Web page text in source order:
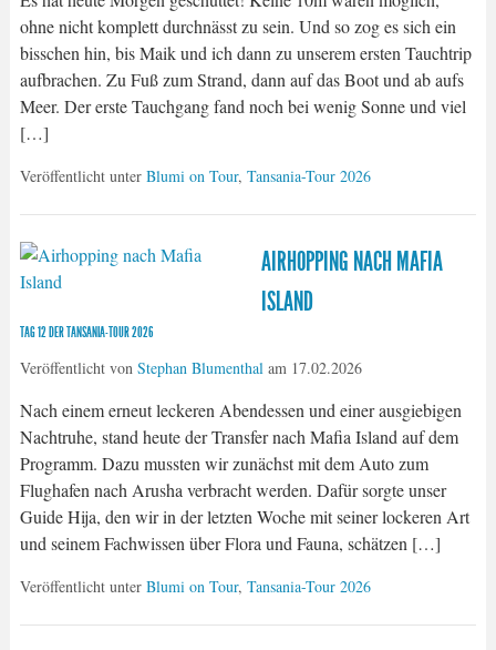
ohne nicht komplett durchnässt zu sein. Und so zog es sich ein
bisschen hin, bis Maik und ich dann zu unserem ersten Tauchtrip
aufbrachen. Zu Fuß zum Strand, dann auf das Boot und ab aufs
Meer. Der erste Tauchgang fand noch bei wenig Sonne und viel
[…]
Veröffentlicht unter Blumi on Tour, Tansania-Tour 2026
AIRHOPPING NACH MAFIA
ISLAND
TAG 12 DER TANSANIA-TOUR 2026
Veröffentlicht von Stephan Blumenthalam 17.02.2026
Nach einem erneut leckeren Abendessen und einer ausgiebigen
Nachtruhe, stand heute der Transfer nach Mafia Island auf dem
Programm. Dazu mussten wir zunächst mit dem Auto zum
Flughafen nach Arusha verbracht werden. Dafür sorgte unser
Guide Hija, den wir in der letzten Woche mit seiner lockeren Art
und seinem Fachwissen über Flora und Fauna, schätzen […]
Veröffentlicht unter Blumi on Tour, Tansania-Tour 2026